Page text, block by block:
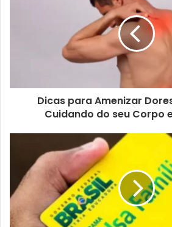
Dicas para Amenizar
Cuidando do seu Corpo